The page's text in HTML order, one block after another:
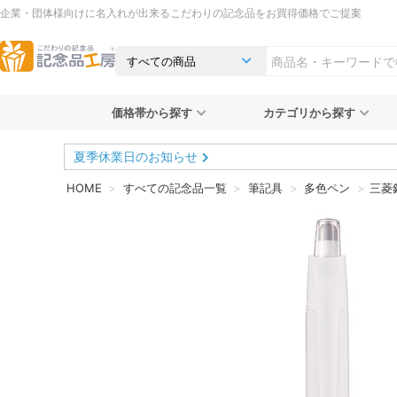
企業・団体様向けに名入れが出来るこだわりの記念品をお買得価格でご提案
価格帯から探す カテゴリから探す
夏季休業日のお知らせ
HOME すべての記念品一覧 筆記具 多色ペン 三菱